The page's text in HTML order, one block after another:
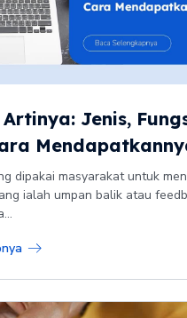
Jenis,
dipakai masyarakat untuk
ialah umpan balik atau